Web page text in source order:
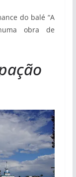
do balé “A
obra de